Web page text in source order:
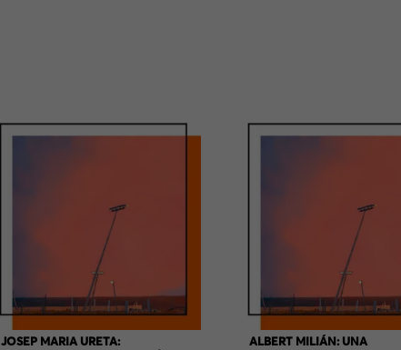
JOSEP MARIA URETA:
ALBERT MILIÁN: UNA